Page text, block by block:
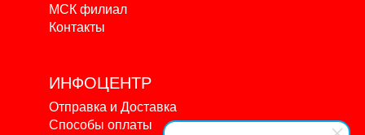
МСК филиал
Контакты
ИНФОЦЕНТР
Отправка и Доставка
Способы оплаты